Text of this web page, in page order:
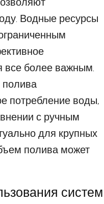
Водные ресурсы
все более важным.
полива
потребление воды,
с ручным
для крупных
полива может
систем